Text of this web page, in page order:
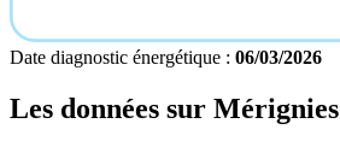
Date diagnostic énergétique : 06/03/2026
Les données sur Mérignies